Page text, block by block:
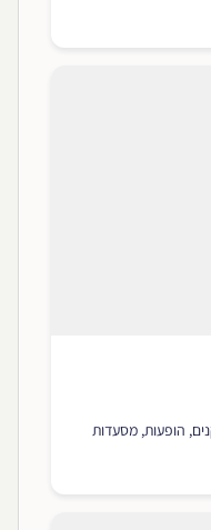
הופעות, מסעדות